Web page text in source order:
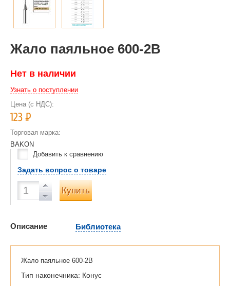
Жало паяльное 600-2B
Нет в наличии
Узнать о поступлении
Цена (с НДС):
123Р
Торговая марка:
BAKON
Добавить к сравнению
Задать вопрос о товаре
Купить
Описание Библиотека
Жало паяльное 600-2B
Тип наконечника: Конус